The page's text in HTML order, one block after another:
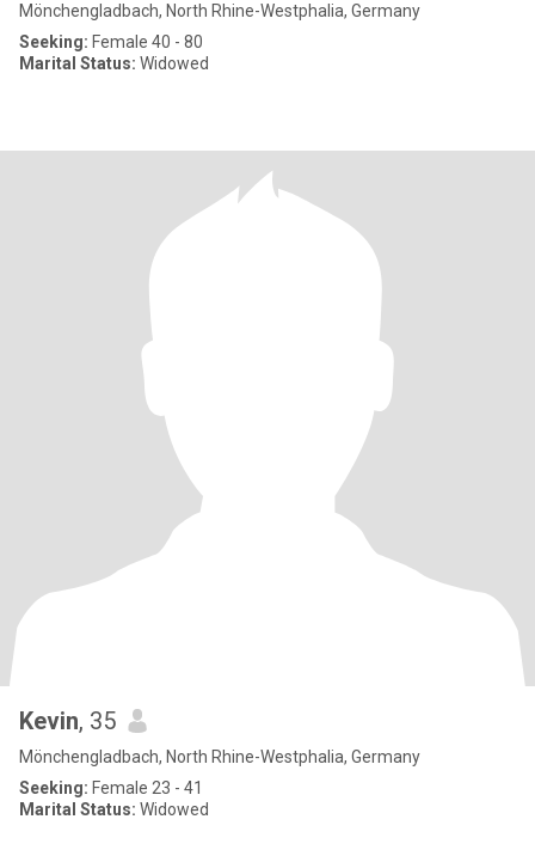
Mönchengladbach, North Rhine-Westphalia, Germany
Seeking: Female 40 - 80
Marital Status: Widowed
Kevin, 35
Mönchengladbach, North Rhine-Westphalia, Germany
Seeking: Female 23 - 41
Marital Status: Widowed